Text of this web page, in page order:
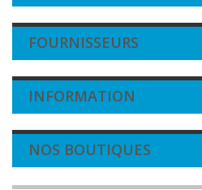
FOURNISSEURS
INFORMATION
NOS BOUTIQUES